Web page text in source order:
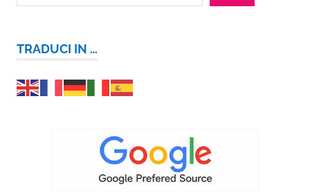
TRADUCI IN …